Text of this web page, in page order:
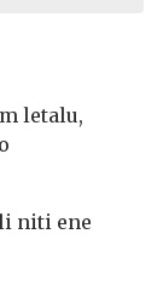
letalu,
niti ene